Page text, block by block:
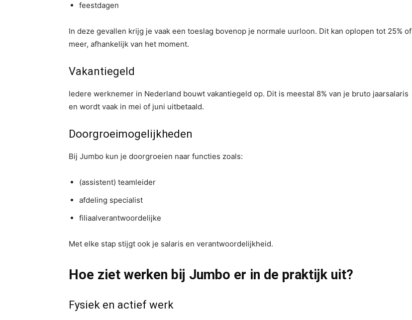
feestdagen
In deze gevallen krijg je vaak een toeslag bovenop je normale uurloon. Dit kan oplopen tot 25% of
meer, afhankelijk van het moment.
Vakantiegeld
Iedere werknemer in Nederland bouwt vakantiegeld op. Dit is meestal 8% van je bruto jaarsalaris
en wordt vaak in mei of juni uitbetaald.
Doorgroeimogelijkheden
Bij Jumbo kun je doorgroeien naar functies zoals:
(assistent) teamleider
afdeling specialist
filiaalverantwoordelijke
Met elke stap stijgt ook je salaris en verantwoordelijkheid.
Hoe ziet werken bij Jumbo er in de praktijk uit?
Fysiek en actief werk